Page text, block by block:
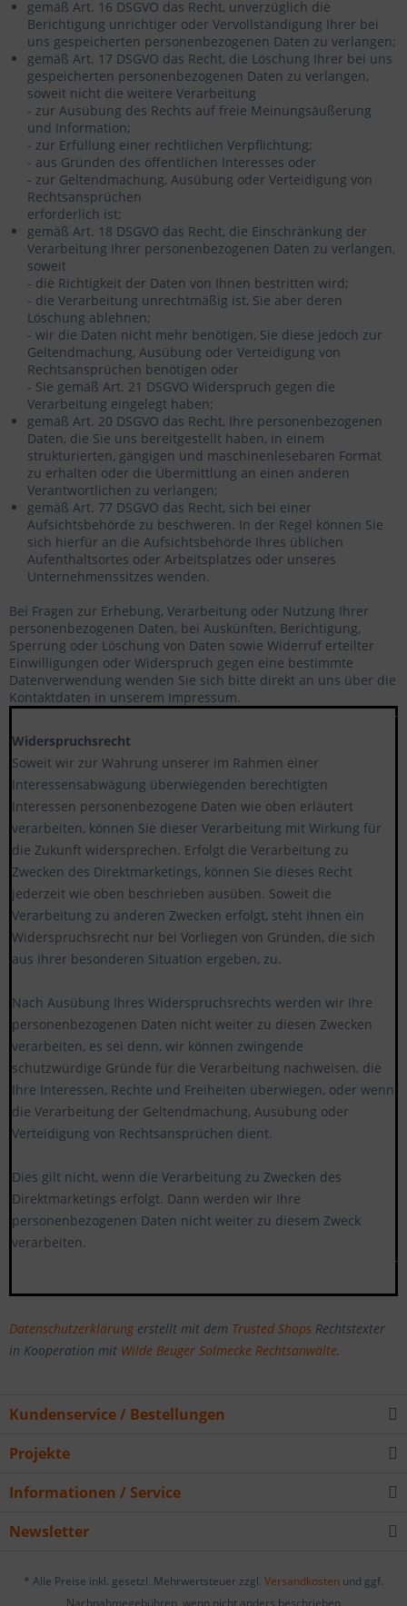
gemäß Art. 16 DSGVO das Recht, unverzüglich die
Berichtigung unrichtiger oder Vervollständigung Ihrer bei
uns gespeicherten personenbezogenen Daten zu verlangen;
gemäß Art. 17 DSGVO das Recht, die Löschung Ihrer bei uns
gespeicherten personenbezogenen Daten zu verlangen,
soweit nicht die weitere Verarbeitung
- zur Ausübung des Rechts auf freie Meinungsäußerung
und Information;
- zur Erfüllung einer rechtlichen Verpflichtung;
- aus Gründen des öffentlichen Interesses oder
- zur Geltendmachung, Ausübung oder Verteidigung von
Rechtsansprüchen
erforderlich ist;
gemäß Art. 18 DSGVO das Recht, die Einschränkung der
Verarbeitung Ihrer personenbezogenen Daten zu verlangen,
soweit
- die Richtigkeit der Daten von Ihnen bestritten wird;
- die Verarbeitung unrechtmäßig ist, Sie aber deren
Löschung ablehnen;
- wir die Daten nicht mehr benötigen, Sie diese jedoch zur
Geltendmachung, Ausübung oder Verteidigung von
Rechtsansprüchen benötigen oder
- Sie gemäß Art. 21 DSGVO Widerspruch gegen die
Verarbeitung eingelegt haben;
gemäß Art. 20 DSGVO das Recht, Ihre personenbezogenen
Daten, die Sie uns bereitgestellt haben, in einem
strukturierten, gängigen und maschinenlesebaren Format
zu erhalten oder die Übermittlung an einen anderen
Verantwortlichen zu verlangen;
gemäß Art. 77 DSGVO das Recht, sich bei einer
Aufsichtsbehörde zu beschweren. In der Regel können Sie
sich hierfür an die Aufsichtsbehörde Ihres üblichen
Aufenthaltsortes oder Arbeitsplatzes oder unseres
Unternehmenssitzes wenden.
Bei Fragen zur Erhebung, Verarbeitung oder Nutzung Ihrer
personenbezogenen Daten, bei Auskünften, Berichtigung,
Sperrung oder Löschung von Daten sowie Widerruf erteilter
Einwilligungen oder Widerspruch gegen eine bestimmte
Datenverwendung wenden Sie sich bitte direkt an uns über die
Kontaktdaten in unserem Impressum.
Widerspruchsrecht
Soweit wir zur Wahrung unserer im Rahmen einer
Interessensabwägung überwiegenden berechtigten
Interessen personenbezogene Daten wie oben erläutert
verarbeiten, können Sie dieser Verarbeitung mit Wirkung für
die Zukunft widersprechen. Erfolgt die Verarbeitung zu
Zwecken des Direktmarketings, können Sie dieses Recht
jederzeit wie oben beschrieben ausüben. Soweit die
Verarbeitung zu anderen Zwecken erfolgt, steht Ihnen ein
Widerspruchsrecht nur bei Vorliegen von Gründen, die sich
aus Ihrer besonderen Situation ergeben, zu.
Nach Ausübung Ihres Widerspruchsrechts werden wir Ihre
personenbezogenen Daten nicht weiter zu diesen Zwecken
verarbeiten, es sei denn, wir können zwingende
schutzwürdige Gründe für die Verarbeitung nachweisen, die
Ihre Interessen, Rechte und Freiheiten überwiegen, oder wenn
die Verarbeitung der Geltendmachung, Ausübung oder
Verteidigung von Rechtsansprüchen dient.
Dies gilt nicht, wenn die Verarbeitung zu Zwecken des
Direktmarketings erfolgt. Dann werden wir Ihre
personenbezogenen Daten nicht weiter zu diesem Zweck
verarbeiten.
Datenschutzerklärungerstellt mit dem Trusted Shops Rechtstexter
in Kooperation mit Wilde Beuger Solmecke Rechtsanwälte.
Kundenservice / Bestellungen
Projekte
Informationen / Service
Newsletter
* Alle Preise inkl. gesetzl. Mehrwertsteuer zzgl. Versandkosten und ggf.